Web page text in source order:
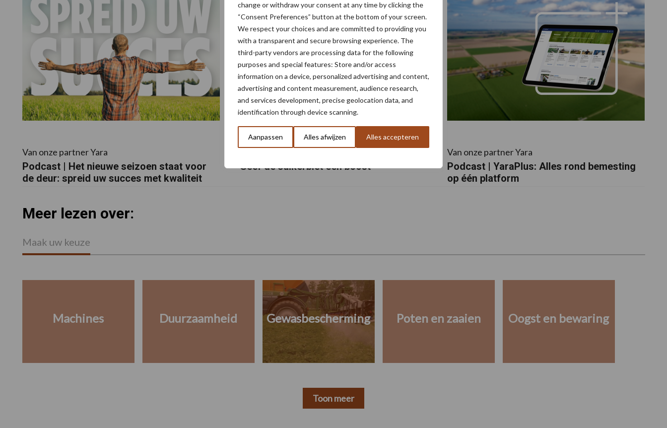
change or withdraw your consent at any time by clicking the
“Consent Preferences” button at the bottom of your screen.
We respect your choices and are committed to providing you
with a transparent and secure browsing experience. The
third-party vendors are processing data for the following
purposes and special features: Store and/or access
information on a device, personalized advertising and content,
advertising and content measurement, audience research,
and services development, precise geolocation data, and
identification through device scanning.
Aanpassen Alles afwijzen Alles accepteren
Van onze partner Yara
Podcast | Het nieuwe seizoen staat voor
de deur: spreid uw succes met kwaliteit
Geef de suikerbiet een boost
Van onze partner Yara
Podcast | YaraPlus: Alles rond bemesting
op één platform
Meer lezen over:
Maak uw keuze
Machines Duurzaamheid Gewasbescherming Poten en zaaien Oogst en bewaring
Toon meer